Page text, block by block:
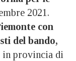
2021.
con
del bando,
in provincia di